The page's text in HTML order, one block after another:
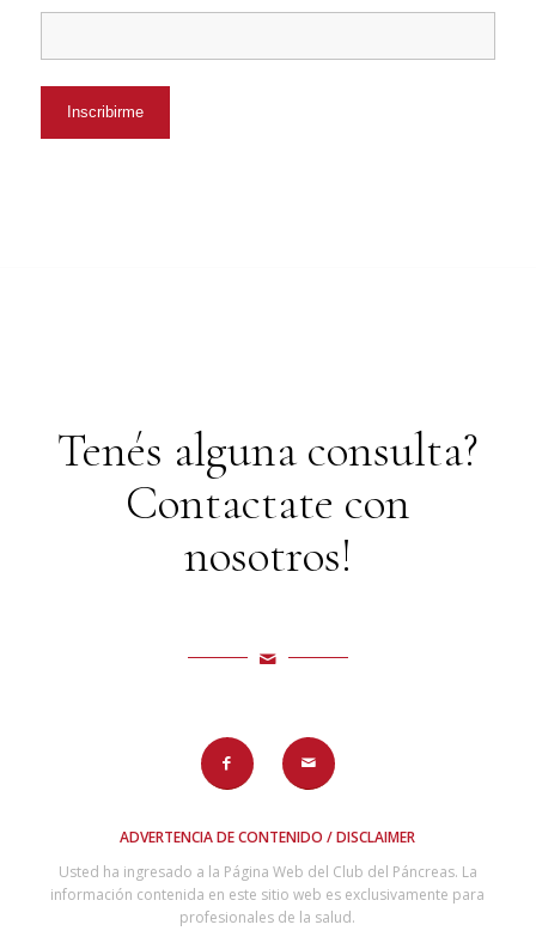
Tenés alguna consulta?
Contactate con
nosotros!
ADVERTENCIA DE CONTENIDO / DISCLAIMER
Usted ha ingresado a la Página Web del Club del Páncreas. La
información contenida en este sitio web es exclusivamente para
profesionales de la salud.